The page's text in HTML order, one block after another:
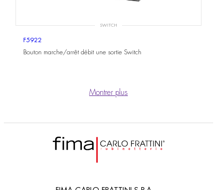
SWITCH
F5922
Bouton marche/arrêt débit une sortie Switch
Montrer plus